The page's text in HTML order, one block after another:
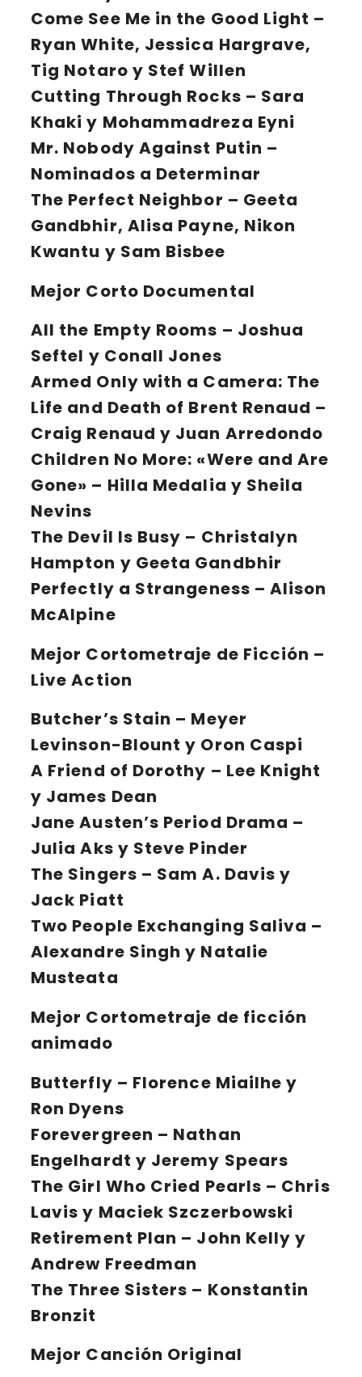
Come See Me in the Good Light –
Ryan White, Jessica Hargrave,
Tig Notaro y Stef Willen
Cutting Through Rocks – Sara
Khaki y Mohammadreza Eyni
Mr. Nobody Against Putin –
Nominados a Determinar
The Perfect Neighbor – Geeta
Gandbhir, Alisa Payne, Nikon
Kwantu y Sam Bisbee
Mejor Corto Documental
All the Empty Rooms – Joshua
Seftel y Conall Jones
Armed Only with a Camera: The
Life and Death of Brent Renaud –
Craig Renaud y Juan Arredondo
Children No More: «Were and Are
Gone» – Hilla Medalia y Sheila
Nevins
The Devil Is Busy – Christalyn
Hampton y Geeta Gandbhir
Perfectly a Strangeness – Alison
McAlpine
Mejor Cortometraje de Ficción –
Live Action
Butcher’s Stain – Meyer
Levinson-Blount y Oron Caspi
A Friend of Dorothy – Lee Knight
y James Dean
Jane Austen’s Period Drama –
Julia Aks y Steve Pinder
The Singers – Sam A. Davis y
Jack Piatt
Two People Exchanging Saliva –
Alexandre Singh y Natalie
Musteata
Mejor Cortometraje de ficción
animado
Butterfly – Florence Miailhe y
Ron Dyens
Forevergreen – Nathan
Engelhardt y Jeremy Spears
The Girl Who Cried Pearls – Chris
Lavis y Maciek Szczerbowski
Retirement Plan – John Kelly y
Andrew Freedman
The Three Sisters – Konstantin
Bronzit
Mejor Canción Original